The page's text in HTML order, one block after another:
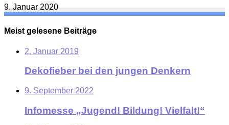
9. Januar 2020
Meist gelesene Beiträge
2. Januar 2019
Dekofieber bei den jungen Denkern
9. September 2022
Infomesse „Jugend! Bildung! Vielfalt!“